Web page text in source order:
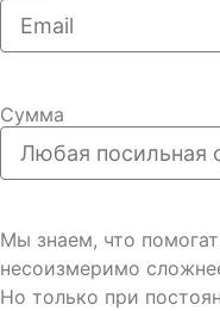
Сумма
Мы знаем, что
несоизмеримо
Но только при